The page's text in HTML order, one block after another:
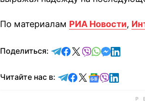
По материалам РИА Новости,
Поделиться: отправить в Telegram
поделиться в
поделиться в X
отправить в
отправить
Читайте нас в: Читайте в Telegram
Читайте в
Читайте в X
Читайте в
Читайте